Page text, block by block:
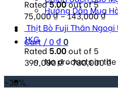
Hướng Dẫn Mua
Cart /0 ₫0
No products in
0
Rated5.00out of 5
75,000₫–143,000₫
Thịt Bò Fuji Thăn
1KG
Rated 5.00out of 5
390,000₫–780,000₫
-30%